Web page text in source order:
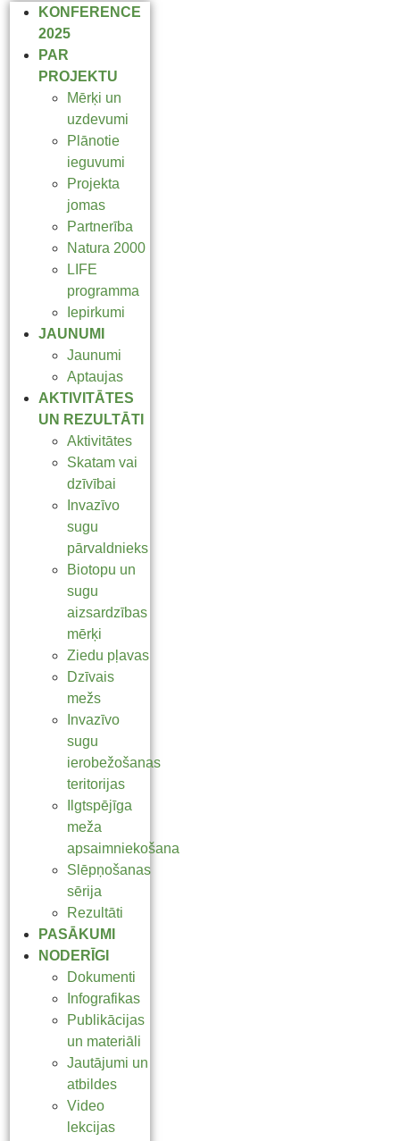
KONFERENCE
2025
PAR
PROJEKTU
Mērķi un
uzdevumi
Plānotie
ieguvumi
Projekta
jomas
Partnerība
Natura 2000
LIFE
programma
Iepirkumi
JAUNUMI
Jaunumi
Aptaujas
AKTIVITĀTES
UN REZULTĀTI
Aktivitātes
Skatam vai
dzīvībai
Invazīvo
sugu
pārvaldnieks
Biotopu un
sugu
aizsardzības
mērķi
Ziedu pļavas
Dzīvais
mežs
Invazīvo
sugu
ierobežošanas
teritorijas
Ilgtspējīga
meža
apsaimniekošana
Slēpņošanas
sērija
Rezultāti
PASĀKUMI
NODERĪGI
Dokumenti
Infografikas
Publikācijas
un materiāli
Jautājumi un
atbildes
Video
lekcijas